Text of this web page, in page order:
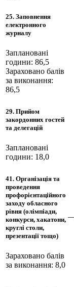
25. Заповнення
електронного
журналу
Заплановані
години: 86,5
Зараховано балів
за виконання:
86,5
29. Прийом
закордонних гостей
та делегацій
Заплановані
години: 18,0
41. Організація та
проведення
профорієнтаційного
заходу обласного
рівня (олімпіади,
конкурси, хакатони,
круглі столи,
презентації тощо)
Зараховано балів
за виконання: 8,0